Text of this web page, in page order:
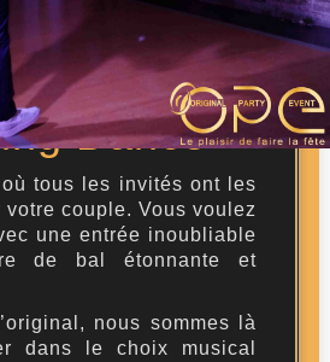
Dance
où tous les invités ont les
couple. Vous voulez
une entrée inoubliable
de bal étonnante et
nous sommes là
dans le choix musical